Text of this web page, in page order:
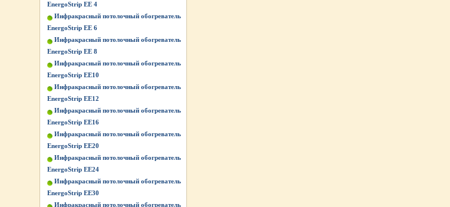
EnergoStrip EE 4
Инфракрасный потолочный обогреватель
EnergoStrip EE 6
Инфракрасный потолочный обогреватель
EnergoStrip EE 8
Инфракрасный потолочный обогреватель
EnergoStrip EE10
Инфракрасный потолочный обогреватель
EnergoStrip EE12
Инфракрасный потолочный обогреватель
EnergoStrip EE16
Инфракрасный потолочный обогреватель
EnergoStrip EE20
Инфракрасный потолочный обогреватель
EnergoStrip EE24
Инфракрасный потолочный обогреватель
EnergoStrip EE30
Инфракрасный потолочный обогреватель